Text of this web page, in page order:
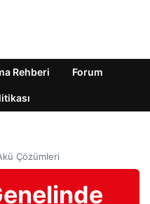
Rehberi Forum
Çözümleri